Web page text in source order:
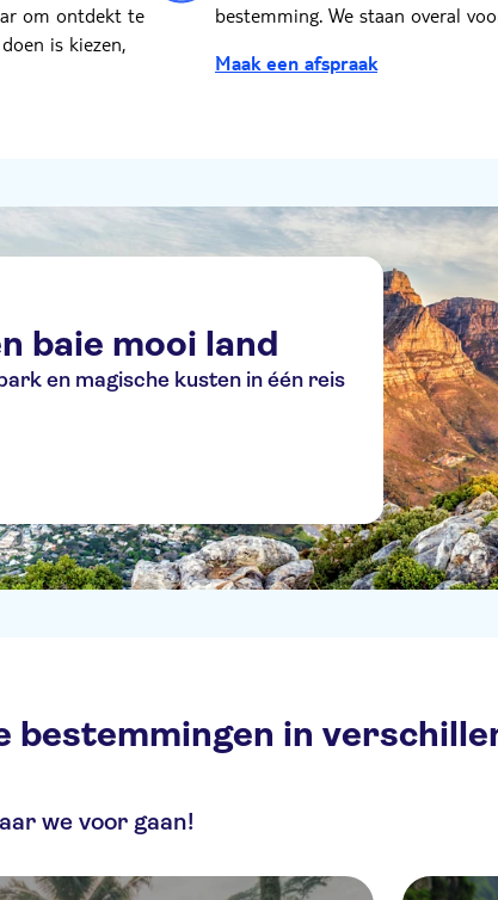
om ontdekt te
is kiezen,
bestemming. We staan overal
Maak een afspraak
baie mooi land
en magische kusten in één reis
bestemmingen in
we voor gaan!